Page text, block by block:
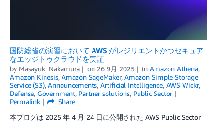
国防総省の演習において AWS がレジリエントかつセキュア
なエッジトゥクラウドを実証
by Masayuki Nakamura on 26 9月 2025 in Amazon Athena,
Amazon Kinesis, Amazon SageMaker, Amazon Simple Storage
Service (S3), Announcements, Artificial Intelligence, AWS Wickr,
Defense, Government, Partner solutions, Public Sector
Permalink
Share
本ブログは 2025 年 4 月 24 日に公開された AWS Public Sector